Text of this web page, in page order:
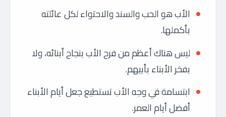
الأب هو الحب والسند والاحتواء لكل عائلته
بأكملها.
ليس هناك أعظم من فرح الأب بنجاح أبنائه، ولا
بفخر الأبناء بأبيهم.
ابتسامة في وجه الأب تستطيع جعل أيام الأبناء
أفضل أيام العمر.